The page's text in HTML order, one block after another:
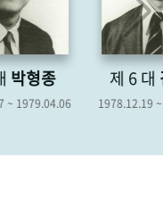
년 광장
종 제 6 대김
1978.12.19 ~